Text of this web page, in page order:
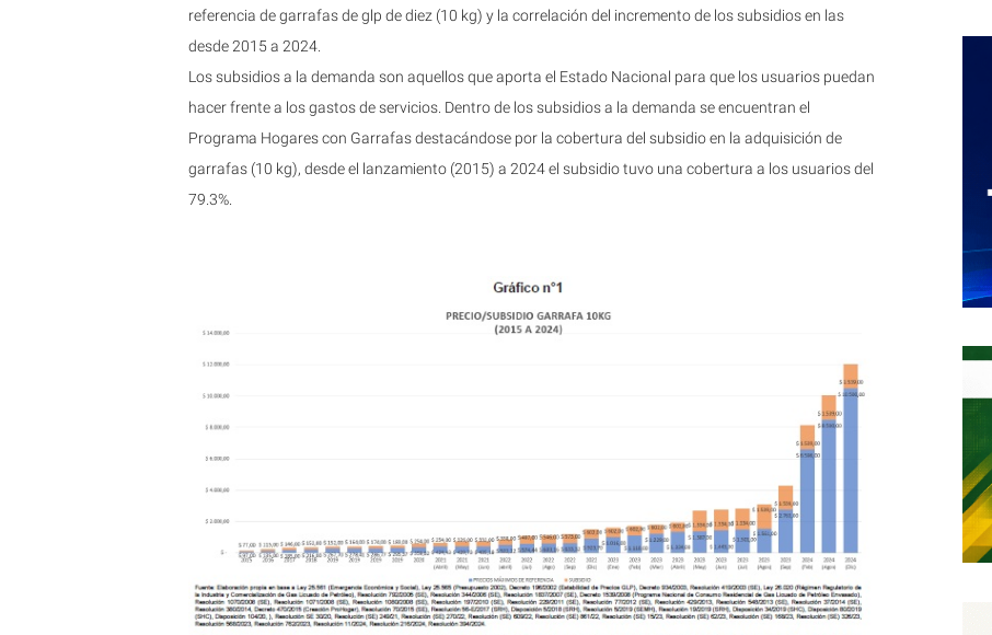
referencia de garrafas de glp de diez (10 kg) y la correlación del incremento de los subsidios en las
desde 2015 a 2024.
Los subsidios a la demanda son aquellos que aporta el Estado Nacional para que los usuarios puedan
hacer frente a los gastos de servicios. Dentro de los subsidios a la demanda se encuentran el
Programa Hogares con Garrafas destacándose por la cobertura del subsidio en la adquisición de
garrafas (10 kg), desde el lanzamiento (2015) a 2024 el subsidio tuvo una cobertura a los usuarios del
79.3%.